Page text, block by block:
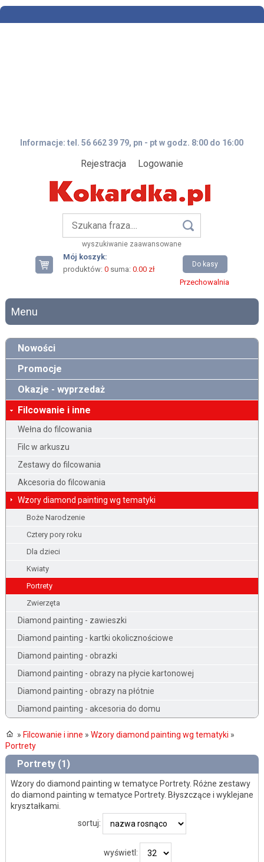
Informacje: tel. 56 662 39 79, pn - pt w godz. 8:00 do 16:00
Rejestracja Logowanie
wyszukiwanie zaawansowane
Mój koszyk:
produktów: 0suma: 0.00 zł
Do kasy
Przechowalnia
Menu
Nowości
Promocje
Okazje - wyprzedaż
Filcowanie i inne
Wełna do filcowania
Filc w arkuszu
Zestawy do filcowania
Akcesoria do filcowania
Wzory diamond painting wg tematyki
Boże Narodzenie
Cztery pory roku
Dla dzieci
Kwiaty
Portrety
Zwierzęta
Diamond painting - zawieszki
Diamond painting - kartki okolicznościowe
Diamond painting - obrazki
Diamond painting - obrazy na płycie kartonowej
Diamond painting - obrazy na płótnie
Diamond painting - akcesoria do domu
» Filcowanie i inne » Wzory diamond painting wg tematyki »
Portrety
Portrety (1)
Wzory do diamond painting w tematyce Portrety. Różne zestawy
do diamond painting w tematyce Portrety. Błyszczące i wyklejane
kryształkami.
sortuj:
wyświetl: